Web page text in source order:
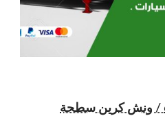
ونش هدية / 65557275 / ونش كرين سطحة